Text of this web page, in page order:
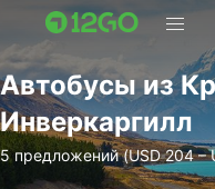
Автобусы из
Инверкаргилл
5 предложений (USD 204 –